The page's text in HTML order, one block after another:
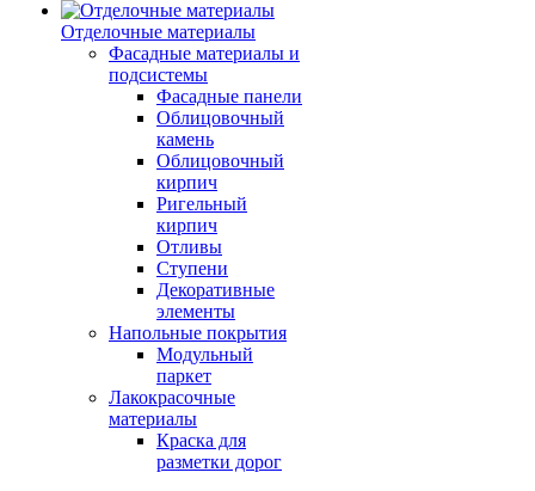
Отделочные материалы
Фасадные материалы и
подсистемы
Фасадные панели
Облицовочный
камень
Облицовочный
кирпич
Ригельный
кирпич
Отливы
Ступени
Декоративные
элементы
Напольные покрытия
Модульный
паркет
Лакокрасочные
материалы
Краска для
разметки дорог